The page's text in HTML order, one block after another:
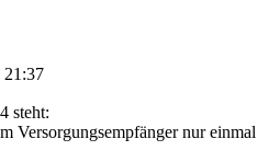
21:37
steht:
Versorgungsempfänger nur einmal